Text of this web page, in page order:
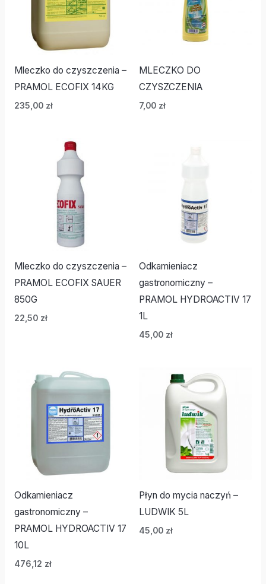
Mleczko do czyszczenia –
PRAMOL ECOFIX 14KG
235,00 zł
MLECZKO DO
CZYSZCZENIA
7,00 zł
Mleczko do czyszczenia –
PRAMOL ECOFIX SAUER
850G
22,50 zł
Odkamieniacz
gastronomiczny –
PRAMOL HYDROACTIV 17
1L
45,00 zł
Odkamieniacz
gastronomiczny –
PRAMOL HYDROACTIV 17
10L
476,12 zł
Płyn do mycia naczyń –
LUDWIK 5L
45,00 zł